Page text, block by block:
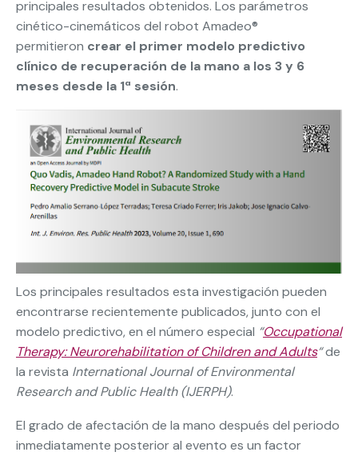
principales resultados obtenidos. Los parámetros
cinético-cinemáticos del robot Amadeo®
permitieron crear el primer modelo predictivo
clínico de recuperación de la mano a los 3 y 6
meses desde la 1ª sesión.
Los principales resultados esta investigación pueden
encontrarse recientemente publicados, junto con el
modelo predictivo, en el número especial “Occupational
Therapy: Neurorehabilitation of Children and Adults“de
la revista International Journal of Environmental
Research and Public Health (IJERPH).
El grado de afectación de la mano después del periodo
inmediatamente posterior al evento es un factor